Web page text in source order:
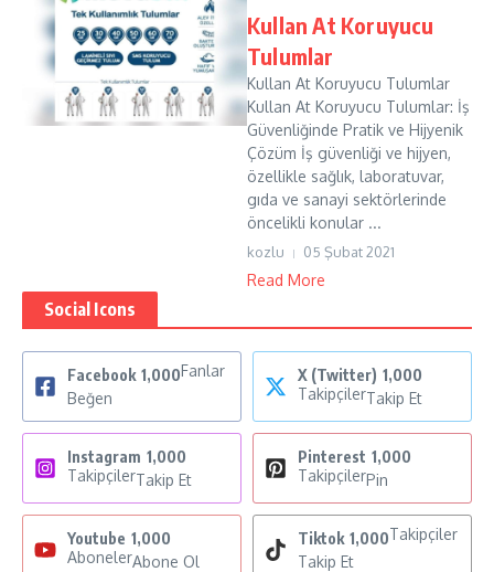
Kullan At Koruyucu
Tulumlar
Kullan At Koruyucu Tulumlar
Kullan At Koruyucu Tulumlar: İş
Güvenliğinde Pratik ve Hijyenik
Çözüm İş güvenliği ve hijyen,
özellikle sağlık, laboratuvar,
gıda ve sanayi sektörlerinde
öncelikli konular ...
kozlu 05 Şubat 2021
Read More
Social Icons
Facebook 1,000Fanlar
Beğen
X (Twitter) 1,000
TakipçilerTakip Et
Instagram 1,000
TakipçilerTakip Et
Pinterest 1,000
TakipçilerPin
Youtube 1,000
AbonelerAbone Ol
Tiktok 1,000Takipçiler
Takip Et